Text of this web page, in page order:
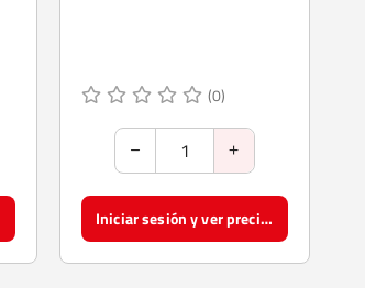
(0)
Iniciar sesión y ver precios